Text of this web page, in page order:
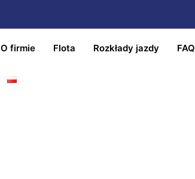
O firmie Flota Rozkłady jazdy FAQ